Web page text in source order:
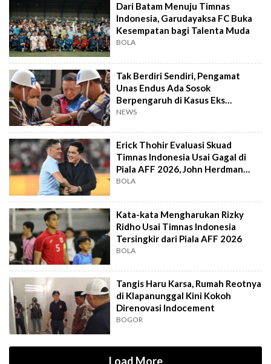
Dari Batam Menuju Timnas
Indonesia, Garudayaksa FC Buka
Kesempatan bagi Talenta Muda
BOLA
Tak Berdiri Sendiri, Pengamat
Unas Endus Ada Sosok
Berpengaruh di Kasus Eks
Jampidsus
NEWS
Erick Thohir Evaluasi Skuad
Timnas Indonesia Usai Gagal di
Piala AFF 2026, John Herdman
Out?
BOLA
Kata-kata Mengharukan Rizky
Ridho Usai Timnas Indonesia
Tersingkir dari Piala AFF 2026
BOLA
Tangis Haru Karsa, Rumah Reotnya
di Klapanunggal Kini Kokoh
Direnovasi Indocement
BOGOR
Load More